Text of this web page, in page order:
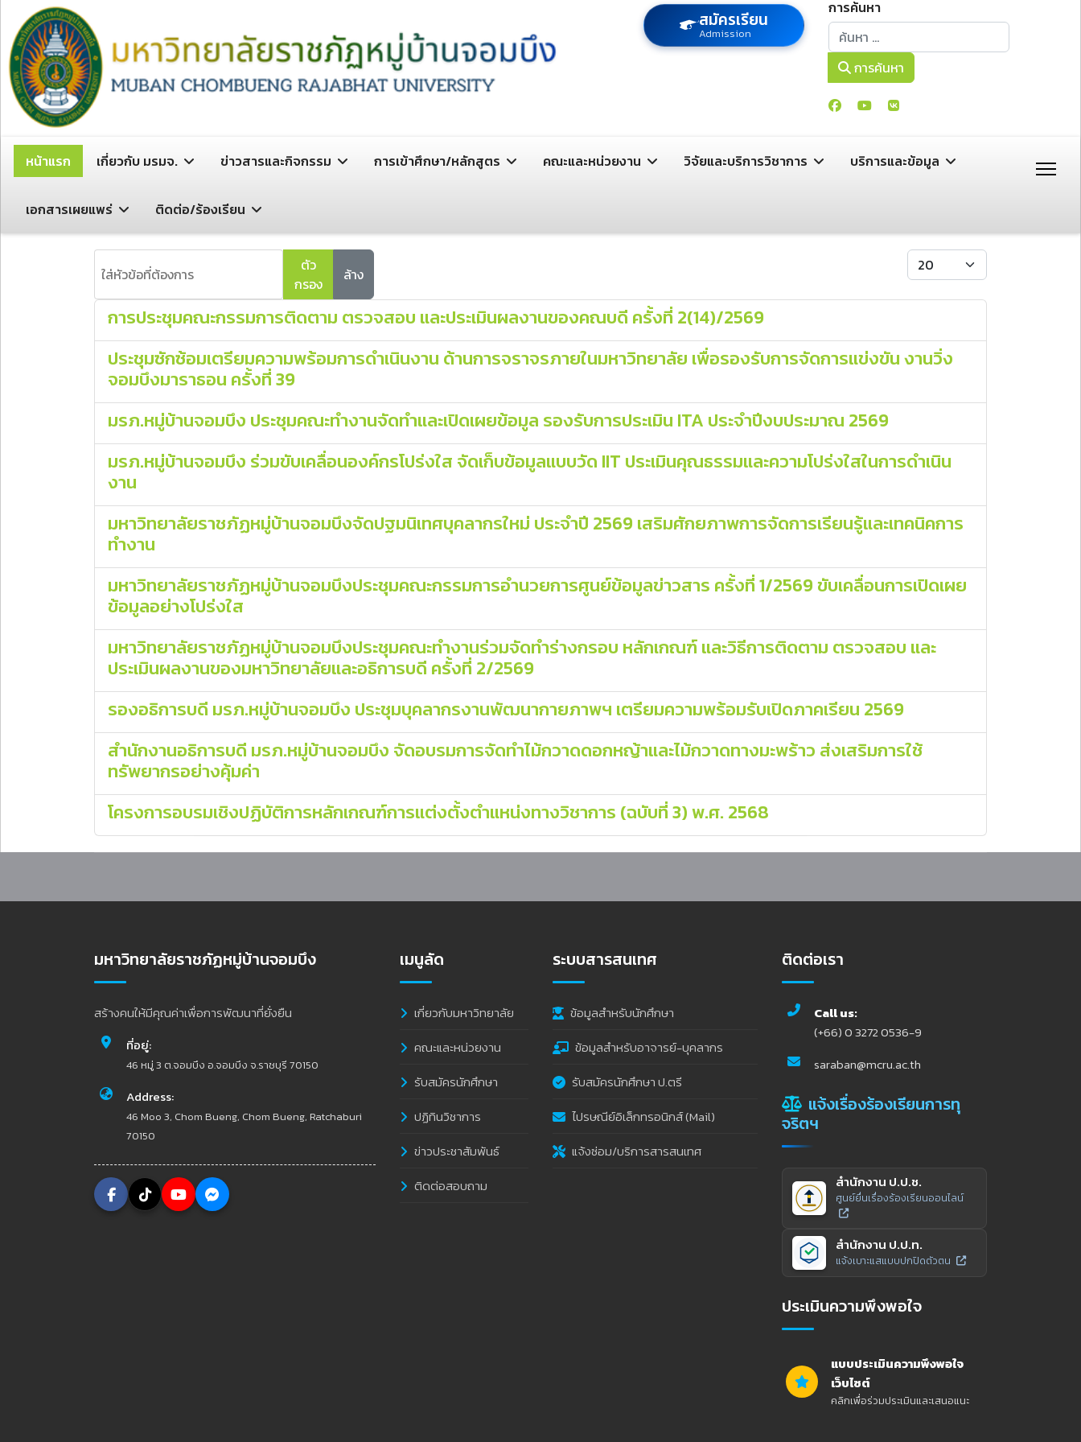
สมัครเรียน
Admission
การค้นหา
การค้นหา
การค้นหา
หน้าแรก เกี่ยวกับ มรมจ. ข่าวสารและกิจกรรม การเข้าศึกษา/หลักสูตร คณะและหน่วยงาน วิจัยและบริการวิชาการ บริการและข้อมูล
เอกสารเผยแพร่ ติดต่อ/ร้องเรียน
ตัว
กรอง
ล้าง
แสดง #
การประชุมคณะกรรมการติดตาม ตรวจสอบ และประเมินผลงานของคณบดี ครั้งที่ 2(14)/2569
ประชุมซักซ้อมเตรียมความพร้อมการดำเนินงาน ด้านการจราจรภายในมหาวิทยาลัย เพื่อรองรับการจัดการแข่งขัน งานวิ่ง
จอมบึงมาราธอน ครั้งที่ 39
มรภ.หมู่บ้านจอมบึง ประชุมคณะทำงานจัดทำและเปิดเผยข้อมูล รองรับการประเมิน ITA ประจำปีงบประมาณ 2569
มรภ.หมู่บ้านจอมบึง ร่วมขับเคลื่อนองค์กรโปร่งใส จัดเก็บข้อมูลแบบวัด IIT ประเมินคุณธรรมและความโปร่งใสในการดำเนิน
งาน
มหาวิทยาลัยราชภัฏหมู่บ้านจอมบึงจัดปฐมนิเทศบุคลากรใหม่ ประจำปี 2569 เสริมศักยภาพการจัดการเรียนรู้และเทคนิคการ
ทำงาน
มหาวิทยาลัยราชภัฏหมู่บ้านจอมบึงประชุมคณะกรรมการอำนวยการศูนย์ข้อมูลข่าวสาร ครั้งที่ 1/2569 ขับเคลื่อนการเปิดเผย
ข้อมูลอย่างโปร่งใส
มหาวิทยาลัยราชภัฏหมู่บ้านจอมบึงประชุมคณะทำงานร่วมจัดทำร่างกรอบ หลักเกณฑ์ และวิธีการติดตาม ตรวจสอบ และ
ประเมินผลงานของมหาวิทยาลัยและอธิการบดี ครั้งที่ 2/2569
รองอธิการบดี มรภ.หมู่บ้านจอมบึง ประชุมบุคลากรงานพัฒนากายภาพฯ เตรียมความพร้อมรับเปิดภาคเรียน 2569
สำนักงานอธิการบดี มรภ.หมู่บ้านจอมบึง จัดอบรมการจัดทำไม้กวาดดอกหญ้าและไม้กวาดทางมะพร้าว ส่งเสริมการใช้
ทรัพยากรอย่างคุ้มค่า
โครงการอบรมเชิงปฏิบัติการหลักเกณฑ์การแต่งตั้งตำแหน่งทางวิชาการ (ฉบับที่ 3) พ.ศ. 2568
มหาวิทยาลัยราชภัฏหมู่บ้านจอมบึง
สร้างคนให้มีคุณค่าเพื่อการพัฒนาที่ยั่งยืน
ที่อยู่:
46 หมู่ 3 ต.จอมบึง อ.จอมบึง จ.ราชบุรี 70150
Address:
46 Moo 3, Chom Bueng, Chom Bueng, Ratchaburi
70150
เมนูลัด
เกี่ยวกับมหาวิทยาลัย
คณะและหน่วยงาน
รับสมัครนักศึกษา
ปฏิทินวิชาการ
ข่าวประชาสัมพันธ์
ติดต่อสอบถาม
ระบบสารสนเทศ
ข้อมูลสำหรับนักศึกษา
ข้อมูลสำหรับอาจารย์-บุคลากร
รับสมัครนักศึกษา ป.ตรี
ไปรษณีย์อิเล็กทรอนิกส์ (Mail)
แจ้งซ่อม/บริการสารสนเทศ
ติดต่อเรา
Call us:
(+66) 0 3272 0536-9
saraban@mcru.ac.th
แจ้งเรื่องร้องเรียนการทุ
จริตฯ
สำนักงาน ป.ป.ช.
ศูนย์ยื่นเรื่องร้องเรียนออนไลน์
สำนักงาน ป.ป.ท.
แจ้งเบาะแสแบบปกปิดตัวตน
ประเมินความพึงพอใจ
แบบประเมินความพึงพอใจ
เว็บไซต์
คลิกเพื่อร่วมประเมินและเสนอแนะ